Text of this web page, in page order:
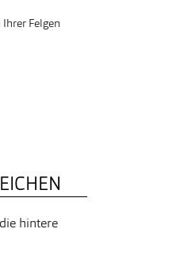
Felgen
hintere